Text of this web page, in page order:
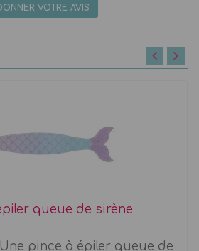
VOTRE AVIS
queue de sirène
Une pince à épiler queue de